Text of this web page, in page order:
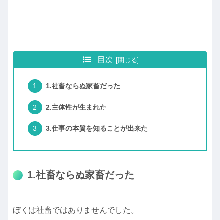
目次
1.社畜ならぬ家畜だった
2.主体性が生まれた
3.仕事の本質を知ることが出来た
1.社畜ならぬ家畜だった
ぼくは社畜ではありませんでした。